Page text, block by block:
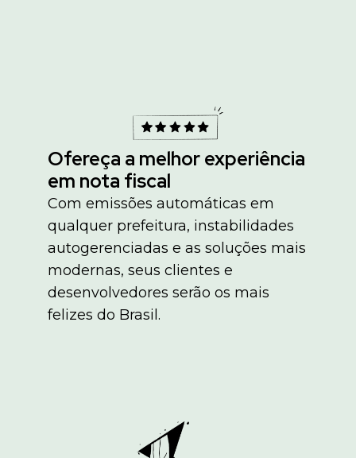
Ofereça a melhor experiência
em nota fiscal
Com emissões automáticas em
qualquer prefeitura, instabilidades
autogerenciadas e as soluções mais
modernas, seus clientes e
desenvolvedores serão os mais
felizes do Brasil.